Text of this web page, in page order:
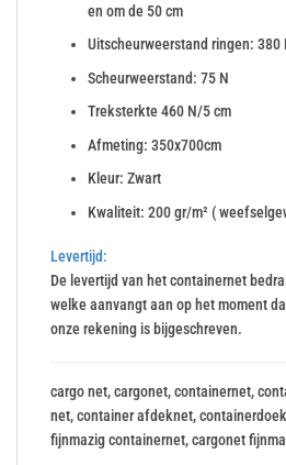
en om de 50 cm
Uitscheurweerstand ringen: 380
Scheurweerstand: 75 N
Treksterkte 460 N/5 cm
Afmeting: 350x700cm
Kleur: Zwart
Kwaliteit: 200 gr/m² (
Levertijd:
De levertijd van het containernet
welke aanvangt aan op het moment
onze rekening is bijgeschreven.
cargo net, cargonet, containernet,
net, container afdeknet,
fijnmazig containernet, cargonet